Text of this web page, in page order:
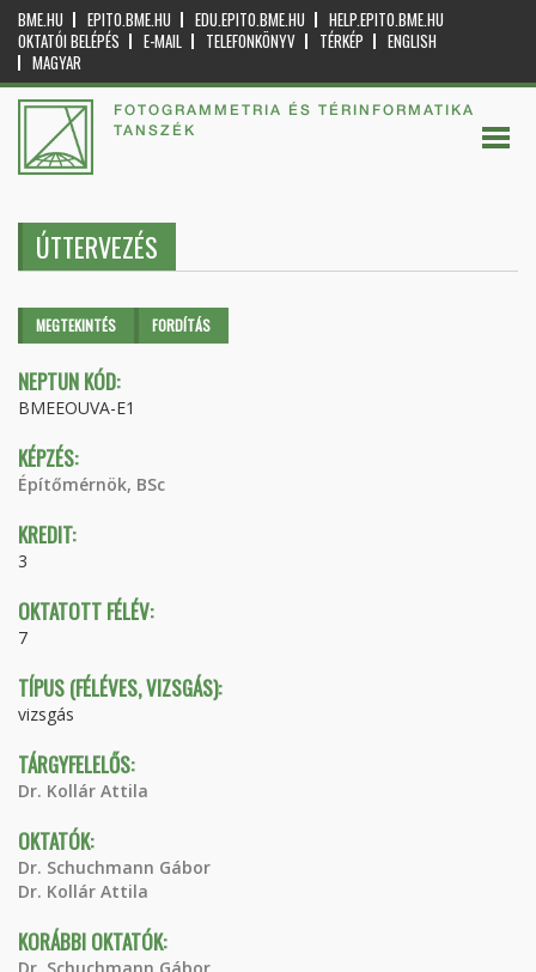
BME.HU EPITO.BME.HU EDU.EPITO.BME.HU
HELP.EPITO.BME.HU
OKTATÓI BELÉPÉS
E-MAIL TELEFONKÖNYV TÉRKÉP
ENGLISH
MAGYAR
FOTOGRAMMETRIA ÉS TÉRINFORMATIKA
TANSZÉK
ÚTTERVEZÉS
Elsődleges fülek
MEGTEKINTÉS (AKTÍVFORDÍTÁS
NEPTUN KÓD:
BMEEOUVA-E1
KÉPZÉS:
Építőmérnök, BSc
KREDIT:
3
OKTATOTT FÉLÉV:
7
TÍPUS (FÉLÉVES, VIZSGÁS):
vizsgás
TÁRGYFELELŐS:
Dr. Kollár Attila
OKTATÓK:
Dr. Schuchmann Gábor
Dr. Kollár Attila
KORÁBBI OKTATÓK: